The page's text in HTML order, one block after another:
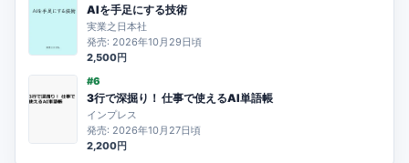
AIを手足にする技術
実業之日本社
発売: 2026年10月29日頃
2,500円
#6
3行で深掘り！ 仕事で使えるAI単語帳
インプレス
発売: 2026年10月27日頃
2,200円